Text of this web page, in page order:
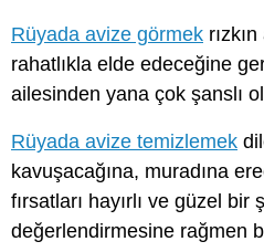
Rüyada avize görmek
rahatlıkla elde edeceğine
ailesinden yana çok şanslı
Rüyada avize temizlemek
kavuşacağına, muradına
fırsatları hayırlı ve güzel bir
değerlendirmesine rağmen